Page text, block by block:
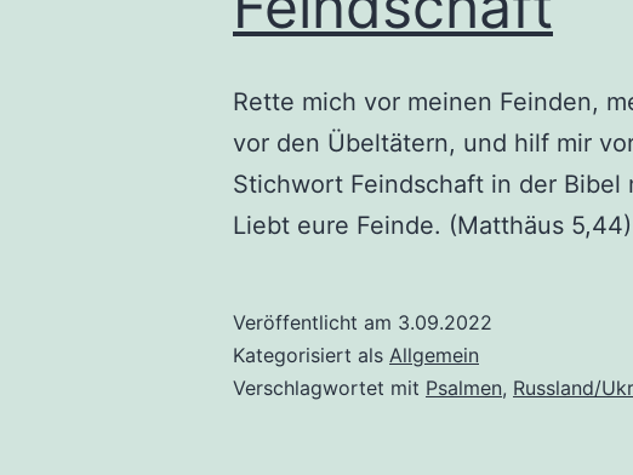
Rette mich vor meinen Feinden,
vor den Übeltätern, und hilf mir
Stichwort Feindschaft in der
Liebt eure Feinde. (Matthäus
Veröffentlicht am 3.09.2022
Kategorisiert als Allgemein
Verschlagwortet mit Psalmen, Russland/